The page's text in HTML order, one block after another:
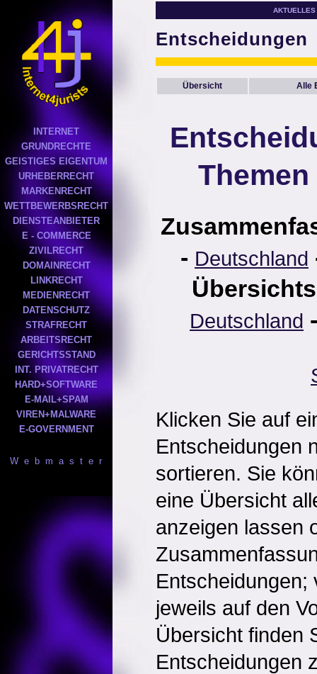
INTERNET
GRUNDRECHTE
GEISTIGES EIGENTUM
URHEBERRECHT
MARKENRECHT
WETTBEWERBSRECHT
DIENSTEANBIETER
E - COMMERCE
ZIVILRECHT
DOMAINRECHT
LINKRECHT
MEDIENRECHT
DATENSCHUTZ
STRAFRECHT
ARBEITSRECHT
GERICHTSSTAND
INT. PRIVATRECHT
HARD+SOFTWARE
E-MAIL+SPAM
VIREN+MALWARE
E-GOVERNMENT
W e b m a s t e r
AKTUELLES
Entscheidungen
Übersicht Alle
- Deutschland
Deutschland
Klicken Sie auf
Entscheidungen
sortieren. Sie
eine Übersicht
anzeigen lassen
Entscheidungen;
jeweils auf den
Übersicht finden
Entscheidungen